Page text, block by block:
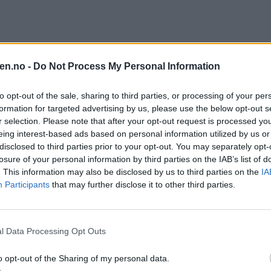
- Do Not Process My Personal Information
opt-out of the sale, sharing to third parties, or processing of your
for targeted advertising by us, please use the below opt-out
selection. Please note that after your opt-out request is processed
interest-based ads based on personal information utilized by us
to third parties prior to your opt-out. You may separately
of your personal information by third parties on the IAB’s list of
This information may also be disclosed by us to third parties on the
Participants that may further disclose it to other third parties.
Data Processing Opt Outs
opt-out of the Sharing of my personal data.
og Arbeiderpartiet har blitt enige om bydelsreformen.
samt største opposisjonsparti Arbeiderpartiet på